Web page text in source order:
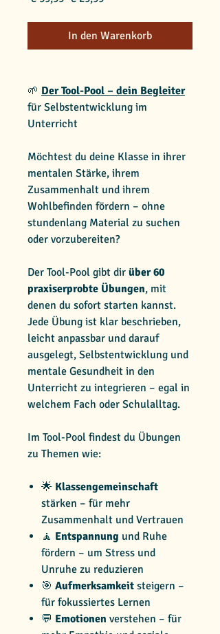
In den Warenkorb
🌱 Der Tool-Pool – dein Begleiter
für Selbstentwicklung im
Unterricht
Möchtest du deine Klasse in ihrer
mentalen Stärke, ihrem
Zusammenhalt und ihrem
Wohlbefinden fördern – ohne
stundenlang Material zu suchen
oder vorzubereiten?
Der Tool-Pool gibt dir über 60
praxiserprobte Übungen, mit
denen du sofort starten kannst.
Jede Übung ist klar beschrieben,
leicht anpassbar und darauf
ausgelegt, Selbstentwicklung und
mentale Gesundheit in den
Unterricht zu integrieren – egal in
welchem Fach oder Schulalltag.
Im Tool-Pool findest du Übungen
zu Themen wie:
🌟 Klassengemeinschaft
stärken – für mehr
Zusammenhalt und Vertrauen
🧘 Entspannung und Ruhe
fördern – um Stress und
Unruhe zu reduzieren
🎯 Aufmerksamkeit steigern –
für fokussiertes Lernen
💬 Emotionen verstehen – für